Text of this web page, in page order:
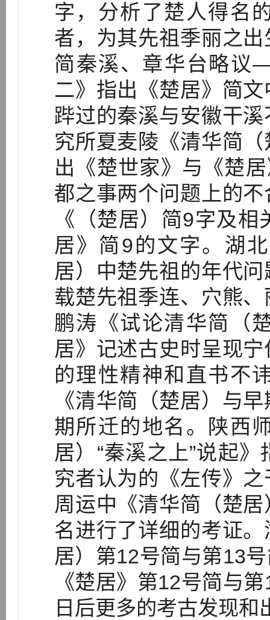
字，分析了楚人得名
者，为其先祖季丽之
简秦溪、章华台略议
二》指出《楚居》简
跸过的秦溪与安徽干
究所夏麦陵《清华简
出《楚世家》与《楚
都之事两个问题上的
《（楚居）简9字及
居》简9的文字。湖
居）中楚先祖的年代
载楚先祖季连、穴熊
鹏涛《试论清华简（
居》记述古史时呈现
的理性精神和直书不
《清华简（楚居）与
期所迁的地名。陕西
居）“秦溪之上”说起
究者认为的《左传》
周运中《清华简（楚
名进行了详细的考证
居）第12号简与第13
《楚居》第12号简与
日后更多的考古发现